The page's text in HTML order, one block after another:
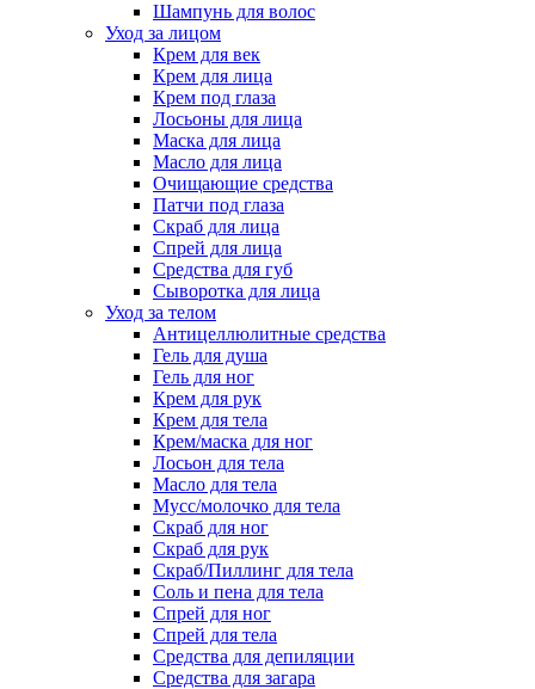
Шампунь для волос
Уход за лицом
Крем для век
Крем для лица
Крем под глаза
Лосьоны для лица
Маска для лица
Масло для лица
Очищающие средства
Патчи под глаза
Скраб для лица
Спрей для лица
Средства для губ
Сыворотка для лица
Уход за телом
Антицеллюлитные средства
Гель для душа
Гель для ног
Крем для рук
Крем для тела
Крем/маска для ног
Лосьон для тела
Масло для тела
Мусс/молочко для тела
Скраб для ног
Скраб для рук
Скраб/Пиллинг для тела
Соль и пена для тела
Спрей для ног
Спрей для тела
Средства для депиляции
Средства для загара